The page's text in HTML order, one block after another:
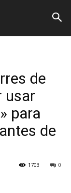
de
usar
para
de
0
1703